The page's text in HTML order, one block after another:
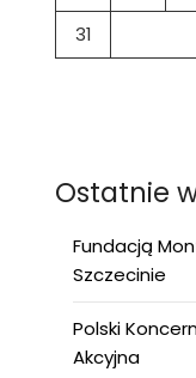
31
Ostatnie
Fundacją
Szczecinie
Polski
Akcyjna